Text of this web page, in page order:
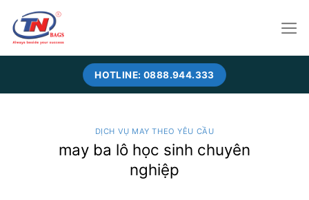
content
HOTLINE: 0888.944.333
DỊCH VỤ MAY THEO YÊU CẦU
may ba lô học sinh chuyên
nghiệp